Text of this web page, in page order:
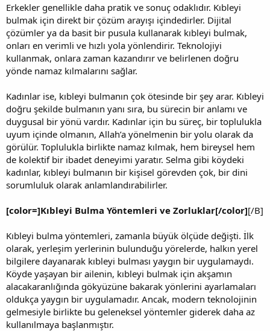
Erkekler genellikle daha pratik ve sonuç odaklıdır. Kıbleyi
bulmak için direkt bir çözüm arayışı içindedirler. Dijital
çözümler ya da basit bir pusula kullanarak kıbleyi bulmak,
onları en verimli ve hızlı yola yönlendirir. Teknolojiyi
kullanmak, onlara zaman kazandırır ve belirlenen doğru
yönde namaz kılmalarını sağlar.
Kadınlar ise, kıbleyi bulmanın çok ötesinde bir şey arar. Kıbleyi
doğru şekilde bulmanın yanı sıra, bu sürecin bir anlamı ve
duygusal bir yönü vardır. Kadınlar için bu süreç, bir toplulukla
uyum içinde olmanın, Allah’a yönelmenin bir yolu olarak da
görülür. Toplulukla birlikte namaz kılmak, hem bireysel hem
de kolektif bir ibadet deneyimi yaratır. Selma gibi köydeki
kadınlar, kıbleyi bulmanın bir kişisel görevden çok, bir dini
sorumluluk olarak anlamlandırabilirler.
[color=]Kıbleyi Bulma Yöntemleri ve Zorluklar[/color][/B]
Kıbleyi bulma yöntemleri, zamanla büyük ölçüde değişti. İlk
olarak, yerleşim yerlerinin bulunduğu yörelerde, halkın yerel
bilgilere dayanarak kıbleyi bulması yaygın bir uygulamaydı.
Köyde yaşayan bir ailenin, kıbleyi bulmak için akşamın
alacakaranlığında gökyüzüne bakarak yönlerini ayarlamaları
oldukça yaygın bir uygulamadır. Ancak, modern teknolojinin
gelmesiyle birlikte bu geleneksel yöntemler giderek daha az
kullanılmaya başlanmıştır.